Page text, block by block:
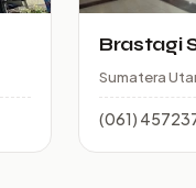
Brastagi
Sumatera
(061)